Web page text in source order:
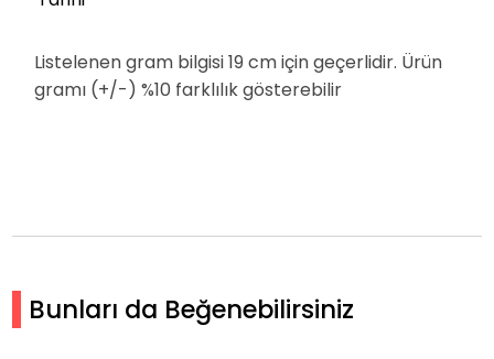
Listelenen gram bilgisi 19 cm için geçerlidir. Ürün
gramı (+/-) %10 farklılık gösterebilir
Bunları da Beğenebilirsiniz